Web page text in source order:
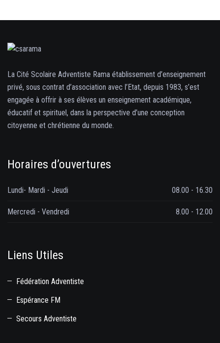
La Cité Scolaire Adventiste Rama établissement d’enseignement
privé, sous contrat d’association avec l’Etat, depuis 1983, s’est
engagée à offrir à ses élèves un enseignement académique,
éducatif et spirituel, dans la perspective d’une conception
citoyenne et chrétienne du monde.
Horaires d’ouvertures
Lundi- Mardi - Jeudi 08.00 - 16.30
Mercredi - Vendredi 8.00 - 12.00
Liens Utiles
Fédération Adventiste
Espérance FM
Secours Adventiste